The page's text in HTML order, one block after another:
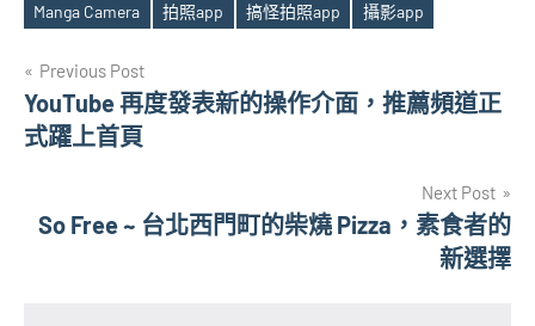
Tags
Manga Camera 拍照app 搞怪拍照app 攝影app
文
章
覽
Previous Post
YouTube 再度發表新的操作介面，推薦頻道正
式躍上首頁
Next Post
So Free ~ 台北西門町的柴燒 Pizza，素食者的
新選擇